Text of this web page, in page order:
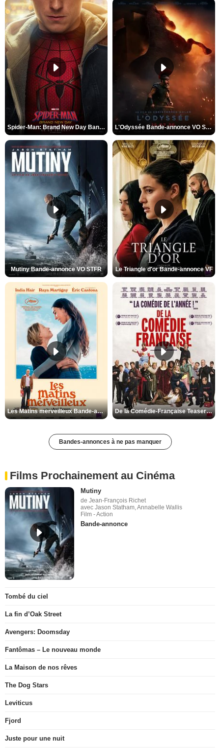
Spider-Man: Brand New Day Bande-annonce VO STFR L'Odyssée Bande-annonce VO STFR
Mutiny Bande-annonce VO STFR Le Triangle d'or Bande-annonce VF
Les Matins merveilleux Bande-annonce VF De la Comédie-Française Teaser VF
Bandes-annonces à ne pas manquer
Films Prochainement au Cinéma
Mutiny
de Jean-François Richet
avec Jason Statham, Annabelle Wallis
Film - Action
Bande-annonce
Tombé du ciel
La fin d’Oak Street
Avengers: Doomsday
Fantômas – Le nouveau monde
La Maison de nos rêves
The Dog Stars
Leviticus
Fjord
Juste pour une nuit